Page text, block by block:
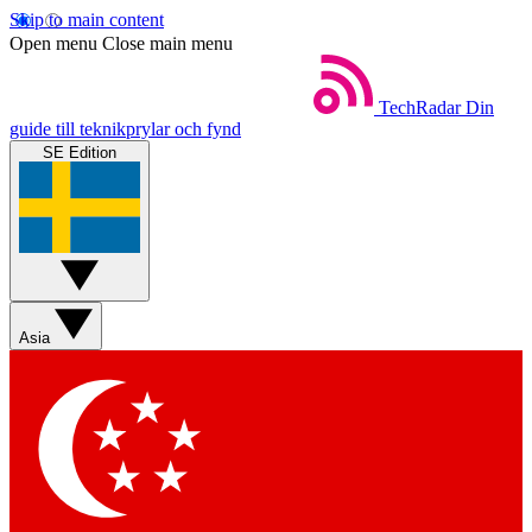
Skip to main content
Open menu Close main menu
TechRadar Din
guide till teknikprylar och fynd
SE Edition
Asia